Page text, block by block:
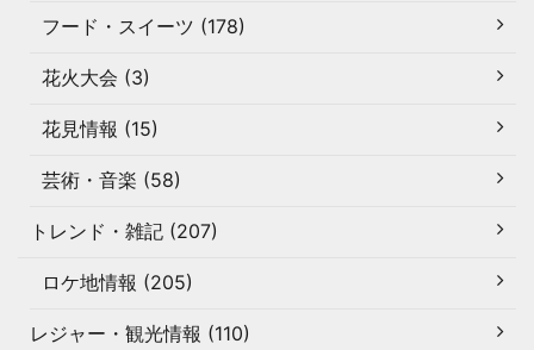
フード・スイーツ (178)
花火大会 (3)
花見情報 (15)
芸術・音楽 (58)
トレンド・雑記 (207)
ロケ地情報 (205)
レジャー・観光情報 (110)